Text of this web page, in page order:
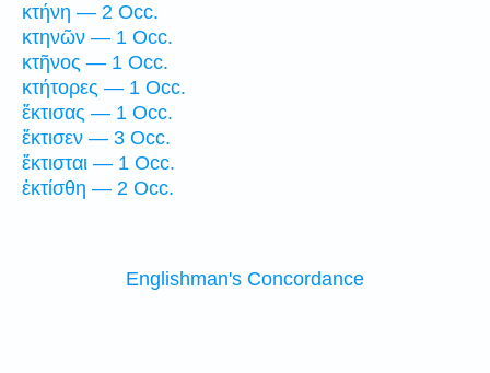
κτήνη — 2 Occ.
κτηνῶν — 1 Occ.
κτῆνος — 1 Occ.
κτήτορες — 1 Occ.
ἔκτισας — 1 Occ.
ἔκτισεν — 3 Occ.
ἔκτισται — 1 Occ.
ἐκτίσθη — 2 Occ.
Englishman's Concordance